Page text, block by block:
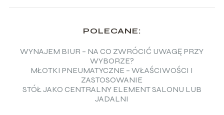
POLECANE:
WYNAJEM BIUR – NA CO ZWRÓCIĆ UWAGĘ PRZY
WYBORZE?
MŁOTKI PNEUMATYCZNE – WŁAŚCIWOŚCI I
ZASTOSOWANIE
STÓŁ JAKO CENTRALNY ELEMENT SALONU LUB
JADALNI